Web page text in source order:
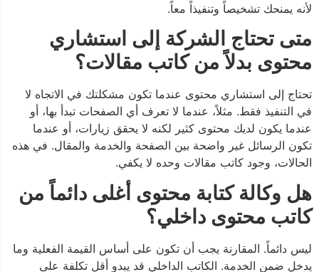
لأنه يمنحك تشخيصاً وتنفيذاً معاً.
متى تحتاج الشركة إلى استشاري
محتوى بدلاً من كاتب مقالات؟
تحتاج إلى استشاري محتوى عندما تكون مشكلتك في الاتجاه لا
في التنفيذ فقط. مثلاً، عندما لا تعرف أي الصفحات تبدأ بها، أو
عندما يكون لديك محتوى كثير لكنه لا يحقق زيارات، أو عندما
تكون الرسائل غير واضحة بين الصفحة والخدمة والمقال. في هذه
الحالات، وجود كاتب مقالات وحده لا يكفي.
هل وكالة كتابة محتوى أغلى دائماً من
كاتب محتوى داخلي؟
ليس دائماً. المقارنة يجب أن تكون على أساس القيمة الفعلية وما
يدخل ضمن الخدمة. الكاتب الداخلي قد يبدو أقل تكلفة على